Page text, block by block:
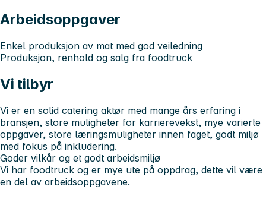
Arbeidsoppgaver
Enkel produksjon av mat med god veiledning
Produksjon, renhold og salg fra foodtruck
Vi tilbyr
Vi er en solid catering aktør med mange års erfaring i
bransjen, store muligheter for karrierevekst, mye varierte
oppgaver, store læringsmuligheter innen faget, godt miljø
med fokus på inkludering.
Goder vilkår og et godt arbeidsmiljø
Vi har foodtruck og er mye ute på oppdrag, dette vil være
en del av arbeidsoppgavene.